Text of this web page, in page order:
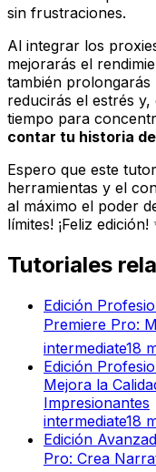
sin frustraciones.
Al integrar los
mejorarás el
también prolongarás
reducirás el estrés
tiempo para
contar tu historia
Espero que este
herramientas y el
al máximo el poder
límites! ¡Feliz edición!
Tutoriales
Edición
Premiere Pro:
intermediate18
Edición
Mejora la
Impresionantes
intermediate18
Edición
Pro: Crea